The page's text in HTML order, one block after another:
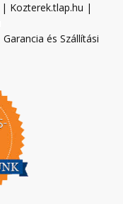
| Kozterek.tlap.hu |
Garancia és Szállítási